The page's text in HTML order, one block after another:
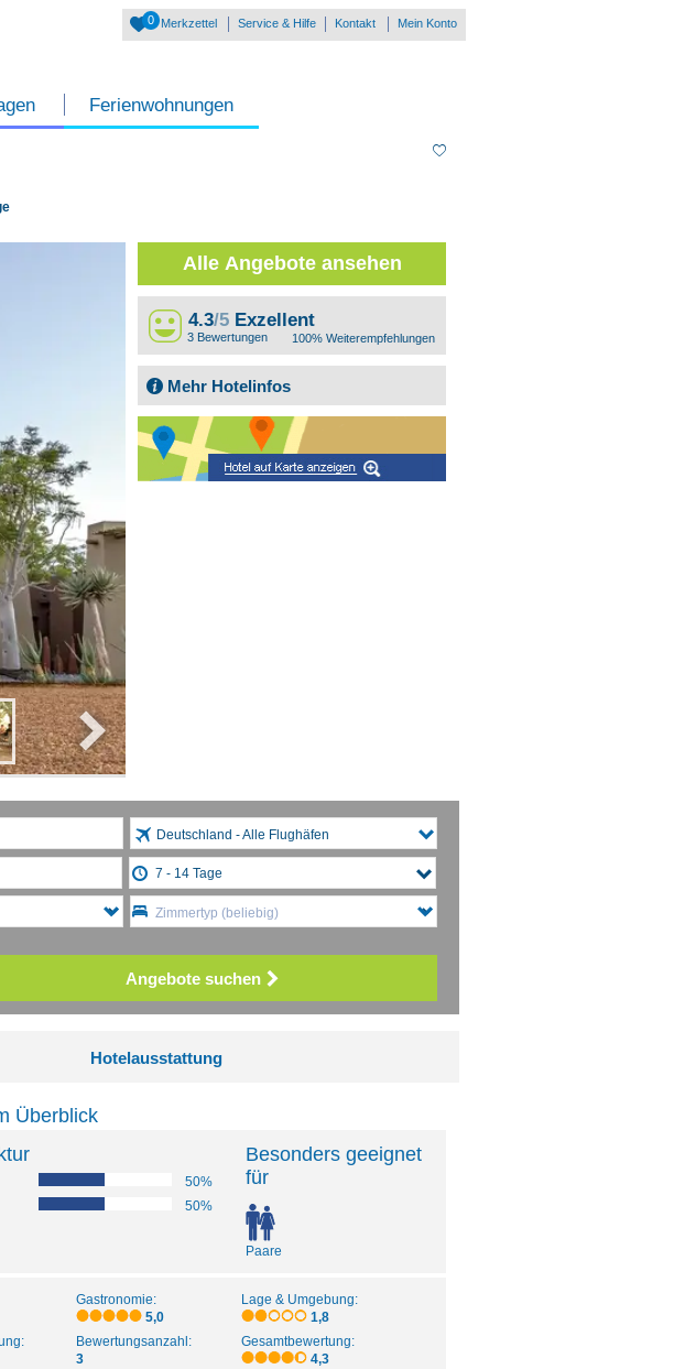
Ferienwohnungen
0 Merkzettel Service & Hilfe Kontakt Mein Konto
Alle Angebote ansehen
4.3/5 Exzellent
3 Bewertungen 100% Weiterempfehlungen
Mehr Hotelinfos
Deutschland - Alle Flughäfen
Zimmertyp (beliebig)
Angebote suchen
Hotelausstattung
Überblick
50%
50%
Besonders geeignet
für
Paare
Gastronomie:
5,0
Lage & Umgebung:
1,8
Bewertungsanzahl:
3
Gesamtbewertung:
4,3